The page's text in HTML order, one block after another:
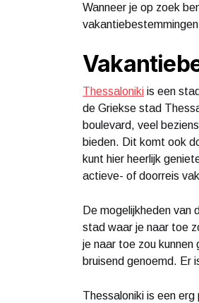
Wanneer je op zoek
Thessaloniki is een
de Griekse stad
boulevard, veel
bieden. Dit komt ook
kunt hier heerlijk
actieve- of doorreis
De mogelijkheden van
stad waar je naar toe
je naar toe zou kunnen
bruisend genoemd. Er
Thessaloniki is een